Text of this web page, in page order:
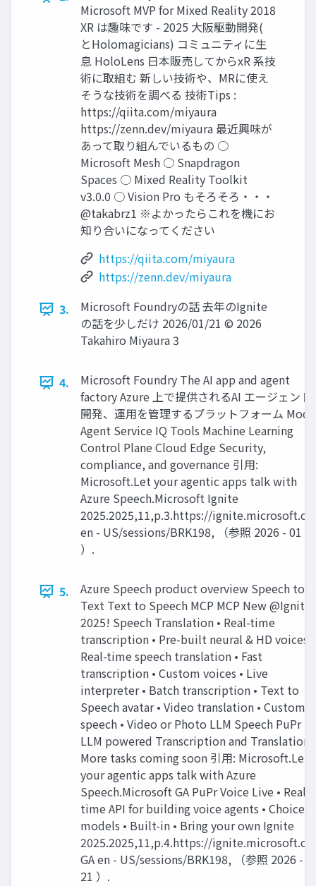
Microsoft MVP for Mixed Reality 2018
XR は趣味です - 2025 大阪駆動開発(
とHolomagicians) コミュニティに生
息 HoloLens 日本販売してからxR 系技
術に取組む 新しい技術や、MRに使え
そうな技術を調べる 技術Tips :
https://qiita.com/miyaura
https://zenn.dev/miyaura 最近興味が
あって取り組んでいるもの ○
Microsoft Mesh ○ Snapdragon
Spaces ○ Mixed Reality Toolkit
v3.0.0 ○ Vision Pro もそろそろ・・・
@takabrz1 ※よかったらこれを機にお
知り合いになってください
https://qiita.com/miyaura
https://zenn.dev/miyaura
3.
Microsoft Foundryの話 去年のIgnite
の話を少しだけ 2026/01/21 © 2026
Takahiro Miyaura 3
4.
Microsoft Foundry The AI app and agent
factory Azure 上で提供されるAI エージェント
開発、運用を管理するプラットフォーム
Agent Service IQ Tools Machine Learning
Control Plane Cloud Edge Security,
compliance, and governance 引用:
Microsoft.Let your agentic apps talk with
Azure Speech.Microsoft Ignite
2025.2025,11,p.3.https://
en - US/sessions/BRK198, （参照 2026 - 01 -
）.
5.
Azure Speech product overview Speech to
Text Text to Speech MCP MCP New @Ignite
2025! Speech Translation • Real-time
transcription • Pre-built neural & HD voices •
Real-time speech translation • Fast
transcription • Custom voices • Live
interpreter • Batch transcription • Text to
Speech avatar • Video translation • Custom
speech • Video or Photo LLM Speech PuPr •
LLM powered Transcription and Translation
More tasks coming soon 引用: Microsoft.Let
your agentic apps talk with Azure
Speech.Microsoft GA PuPr Voice Live • Real-
time API for building voice agents • Choice
models • Built-in • Bring your own Ignite
2025.2025,11,p.4.https://
GA en - US/sessions/BRK198, （参照 2026 -
21 ）.